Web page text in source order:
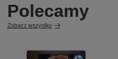
Polecamy
Zobacz wszystko